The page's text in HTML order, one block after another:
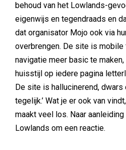
behoud van het Lowlands-
eigenwijs en tegendraads en
dat organisator Mojo ook via
overbrengen. De site is
navigatie meer basic te
huisstijl op iedere pagina
De site is hallucinerend,
tegelijk.’ Wat je er ook van
maakt veel los. Naar
Lowlands om een reactie.